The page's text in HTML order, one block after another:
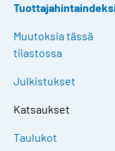
Muutoksia tässä
tilastossa
Julkistukset
Katsaukset
Taulukot